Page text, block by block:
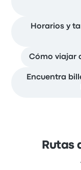
Horarios y
Cómo viajar
Encuentra
Rutas